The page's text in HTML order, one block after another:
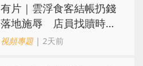
​有片｜雲浮食客結帳扔錢
落地施辱 店員找贖時還
施彼身獲老闆肯定
視頻專題| 2天前